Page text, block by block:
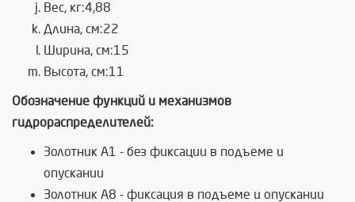
Вес, кг:4,88
Длина, см:22
Ширина, см:15
Высота, см:11
Обозначение функций и механизмов
гидрораспределителей:
Золотник А1 - без фиксации в подъеме и
опускании
Золотник А8 - фиксация в подъеме и опускании